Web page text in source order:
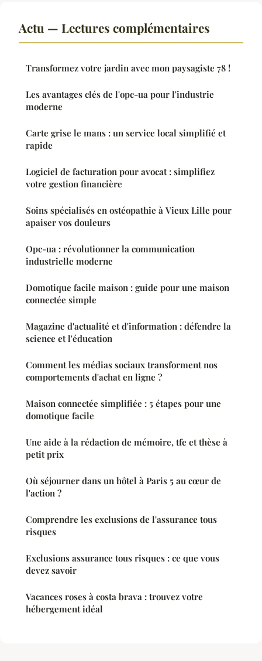
Actu — Lectures complémentaires
Transformez votre jardin avec mon paysagiste 78 !
Les avantages clés de l'opc-ua pour l'industrie
moderne
Carte grise le mans : un service local simplifié et
rapide
Logiciel de facturation pour avocat : simplifiez
votre gestion financière
Soins spécialisés en ostéopathie à Vieux Lille pour
apaiser vos douleurs
Opc-ua : révolutionner la communication
industrielle moderne
Domotique facile maison : guide pour une maison
connectée simple
Magazine d'actualité et d'information : défendre la
science et l'éducation
Comment les médias sociaux transforment nos
comportements d'achat en ligne ?
Maison connectée simplifiée : 5 étapes pour une
domotique facile
Une aide à la rédaction de mémoire, tfe et thèse à
petit prix
Où séjourner dans un hôtel à Paris 5 au cœur de
l'action ?
Comprendre les exclusions de l'assurance tous
risques
Exclusions assurance tous risques : ce que vous
devez savoir
Vacances roses à costa brava : trouvez votre
hébergement idéal